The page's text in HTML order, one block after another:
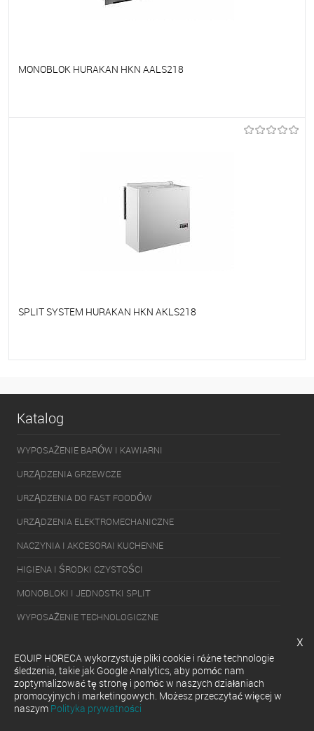
MONOBLOK HURAKAN HKN AALS218
SPLIT SYSTEM HURAKAN HKN AKLS218
Katalog
WYPOSAŻENIE BARÓW I KAWIARNI
URZĄDZENIA GRZEWCZE
URZĄDZENIA DO FAST FOODÓW
URZĄDZENIA ELEKTROMECHANICZNE
NACZYNIA I AKCESORAI KUCHENNE
HIGIENA I ŚRODKI CZYSTOŚCI
MONOBLOKI I JEDNOSTKI SPLIT
WYPOSAŻENIE TECHNOLOGICZNE
URZĄDZENIA CHŁODNICZE
URZĄDZENIA DO SERWOWANIA GOTOWYCH DAŃ
ZMYWARKI
x
EQUIP HORECA wykorzystuje pliki cookie i różne technologie
śledzenia, takie jak Google Analytics, aby pomóc nam
zoptymalizować tę stronę i pomóc w naszych działaniach
promocyjnych i marketingowych. Możesz przeczytać więcej w
naszym Polityka prywatności